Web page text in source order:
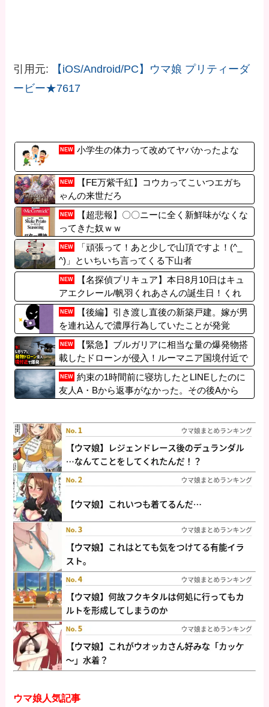
引用元:
【iOS/Android/PC】ウマ娘 プリティーダ
ービー★7617
NEW 小学生の体力って改めてヤバかったよな
NEW
【FE万紫千紅】コウカってこいつエガち
ゃんの来世だろ
NEW
【超悲報】〇〇ニーに全く新鮮味がなくな
ってきた奴ｗｗ
NEW
「頑張って！あと少しで山頂ですよ！(^_
^)」といちいち言ってくる下山者
NEW
【名探偵プリキュア】本日8月10日はキュ
アエクレール/帆羽くれあさんの誕生日！くれ
あさん誕生日おめでとう！！
NEW
【後編】引き渡し直後の新築戸建。嫁が男
を連れ込んで濃厚行為していたことが発覚
NEW
【緊急】ブルガリアに相当な量の爆発物搭
載したドローンが侵入！ルーマニア国境付近で
爆発「おいウクライナ軍がよく使う機種だぞ」
NEW 約束の1時間前に寝坊したとLINEしたのに
友人A・Bから返事がなかった。その後Aから
ウマ娘人気記事